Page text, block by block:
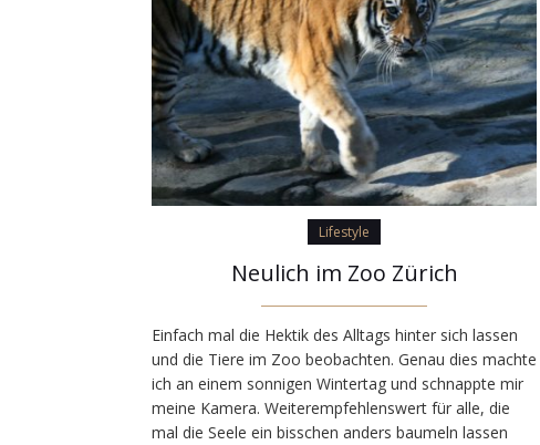
Lifestyle
Neulich im Zoo Zürich
Einfach mal die Hektik des Alltags hinter sich lassen
und die Tiere im Zoo beobachten. Genau dies machte
ich an einem sonnigen Wintertag und schnappte mir
meine Kamera. Weiterempfehlenswert für alle, die
mal die Seele ein bisschen anders baumeln lassen